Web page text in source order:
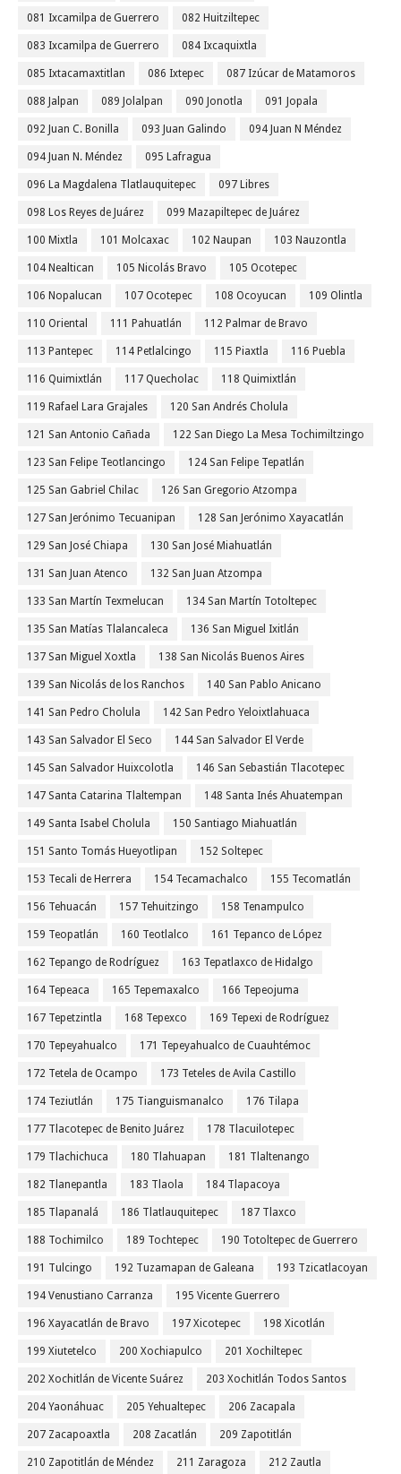
081 Ixcamilpa de Guerrero 082 Huitziltepec
083 Ixcamilpa de Guerrero 084 Ixcaquixtla
085 Ixtacamaxtitlan 086 Ixtepec 087 Izúcar de Matamoros
088 Jalpan 089 Jolalpan 090 Jonotla 091 Jopala
092 Juan C. Bonilla 093 Juan Galindo 094 Juan N Méndez
094 Juan N. Méndez 095 Lafragua
096 La Magdalena Tlatlauquitepec 097 Libres
098 Los Reyes de Juárez 099 Mazapiltepec de Juárez
100 Mixtla 101 Molcaxac 102 Naupan 103 Nauzontla
104 Nealtican 105 Nicolás Bravo 105 Ocotepec
106 Nopalucan 107 Ocotepec 108 Ocoyucan 109 Olintla
110 Oriental 111 Pahuatlán 112 Palmar de Bravo
113 Pantepec 114 Petlalcingo 115 Piaxtla 116 Puebla
116 Quimixtlán 117 Quecholac 118 Quimixtlán
119 Rafael Lara Grajales 120 San Andrés Cholula
121 San Antonio Cañada 122 San Diego La Mesa Tochimiltzingo
123 San Felipe Teotlancingo 124 San Felipe Tepatlán
125 San Gabriel Chilac 126 San Gregorio Atzompa
127 San Jerónimo Tecuanipan 128 San Jerónimo Xayacatlán
129 San José Chiapa 130 San José Miahuatlán
131 San Juan Atenco 132 San Juan Atzompa
133 San Martín Texmelucan 134 San Martín Totoltepec
135 San Matías Tlalancaleca 136 San Miguel Ixitlán
137 San Miguel Xoxtla 138 San Nicolás Buenos Aires
139 San Nicolás de los Ranchos 140 San Pablo Anicano
141 San Pedro Cholula 142 San Pedro Yeloixtlahuaca
143 San Salvador El Seco 144 San Salvador El Verde
145 San Salvador Huixcolotla 146 San Sebastián Tlacotepec
147 Santa Catarina Tlaltempan 148 Santa Inés Ahuatempan
149 Santa Isabel Cholula 150 Santiago Miahuatlán
151 Santo Tomás Hueyotlipan 152 Soltepec
153 Tecali de Herrera 154 Tecamachalco 155 Tecomatlán
156 Tehuacán 157 Tehuitzingo 158 Tenampulco
159 Teopatlán 160 Teotlalco 161 Tepanco de López
162 Tepango de Rodríguez 163 Tepatlaxco de Hidalgo
164 Tepeaca 165 Tepemaxalco 166 Tepeojuma
167 Tepetzintla 168 Tepexco 169 Tepexi de Rodríguez
170 Tepeyahualco 171 Tepeyahualco de Cuauhtémoc
172 Tetela de Ocampo 173 Teteles de Avila Castillo
174 Teziutlán 175 Tianguismanalco 176 Tilapa
177 Tlacotepec de Benito Juárez 178 Tlacuilotepec
179 Tlachichuca 180 Tlahuapan 181 Tlaltenango
182 Tlanepantla 183 Tlaola 184 Tlapacoya
185 Tlapanalá 186 Tlatlauquitepec 187 Tlaxco
188 Tochimilco 189 Tochtepec 190 Totoltepec de Guerrero
191 Tulcingo 192 Tuzamapan de Galeana 193 Tzicatlacoyan
194 Venustiano Carranza 195 Vicente Guerrero
196 Xayacatlán de Bravo 197 Xicotepec 198 Xicotlán
199 Xiutetelco 200 Xochiapulco 201 Xochiltepec
202 Xochitlán de Vicente Suárez 203 Xochitlán Todos Santos
204 Yaonáhuac 205 Yehualtepec 206 Zacapala
207 Zacapoaxtla 208 Zacatlán 209 Zapotitlán
210 Zapotitlán de Méndez 211 Zaragoza 212 Zautla